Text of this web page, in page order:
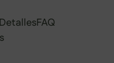
DetallesFAQ